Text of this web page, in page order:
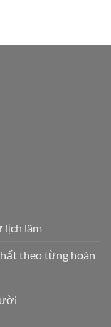
lịch lãm
theo từng hoàn